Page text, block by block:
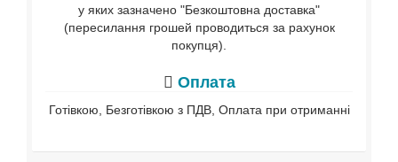
у яких зазначено "Безкоштовна доставка"
(пересилання грошей проводиться за рахунок
покупця).
Оплата
Готівкою, Безготівкою з ПДВ, Оплата при отриманні